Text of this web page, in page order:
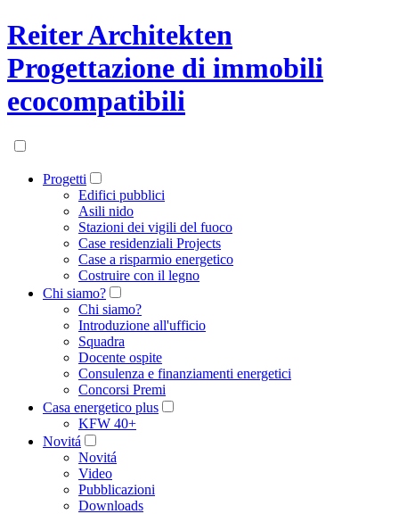
Reiter Architekten
Progettazione di immobili
ecocompatibili
Progetti
Edifici pubblici
Asili nido
Stazioni dei vigili del fuoco
Case residenziali Projects
Case a risparmio energetico
Costruire con il legno
Chi siamo?
Chi siamo?
Introduzione all'ufficio
Squadra
Docente ospite
Consulenza e finanziamenti energetici
Concorsi Premi
Casa energetico plus
KFW 40+
Novitá
Novitá
Video
Pubblicazioni
Downloads